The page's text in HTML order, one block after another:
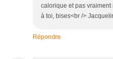
calorique et pas
à toi, bises<br />
Répondre